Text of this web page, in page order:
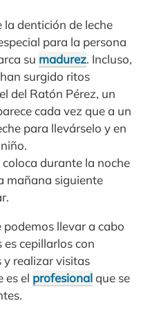
la dentición de leche
para la persona
su madurez. Incluso,
surgido ritos
del Ratón Pérez, un
cada vez que a un
para llevárselo y en
durante la noche
mañana siguiente
podemos llevar a cabo
cepillarlos con
y realizar visitas
es el profesionalque se